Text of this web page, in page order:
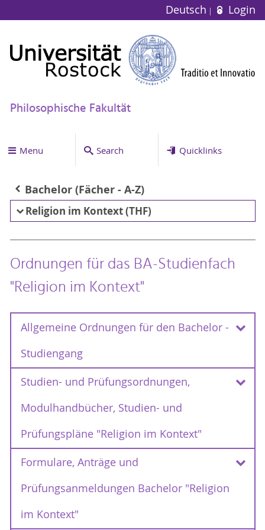
Deutsch Login
Philosophische Fakultät
Menu Search Quicklinks
Bachelor (Fächer - A-Z)
Religion im Kontext (THF)
Ordnungen für das BA-Studienfach
"Religion im Kontext"
Allgemeine Ordnungen für den Bachelor -
Studiengang
Rahmenprüfungsordnungen 2012 - 2018
Rahmenprüfungsordnung für den
Bachelor und Master an der Universität
Rostock(RPO)vom 30.August 2012
Erste Satzung zur Änderung der
Rahmenprüfungsordnung für die Bachelor-
und Masterstudiengängevom 29.
September 2013
Zweite Satzung zur Änderung der
Studien- und Prüfungsordnungen,
Modulhandbücher, Studien- und
Prüfungspläne "Religion im Kontext"
Studien- und Prüfungsordnungen (SPSO
2022-2025)
Änderungssatzung 2022)
Formulare, Anträge und
Prüfungsanmeldungen Bachelor "Religion
im Kontext"